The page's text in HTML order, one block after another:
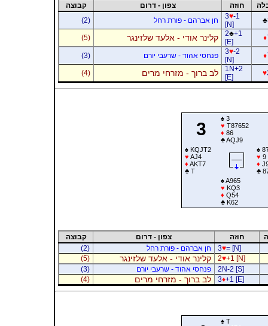
חוזה צפון - דרום
קבוצה
♣
3♥-1
[N]
חן אברהם - פורת רחל (2)
♦
2♣+1
[E]
קלינר אודי - אלעד שלזינגר (5)
♦
3♥-2
[N]
פנחסי אהוד - שרעבי יורם (3)
♥
1N+2
[E]
לב ברוך - מזרחי מרים (4)
3
♠3
♥ T87652
♦ 86
♣AQJ9
♠KQJT2
♥ AJ4
♦ AKT7
♣T
♠
♥ 9
♦
♣
♠A965
♥ KQ3
♦ Q54
♣K62
חוזה צפון - דרום
קבוצה
3♥= [N] חן אברהם - פורת רחל
(2)
2♥+1 [N] קלינר אודי - אלעד שלזינגר
(5)
2N-2 [S]
פנחסי אהוד - שרעבי יורם
(3)
3♦+1 [E] לב ברוך - מזרחי מרים (4)
♠T